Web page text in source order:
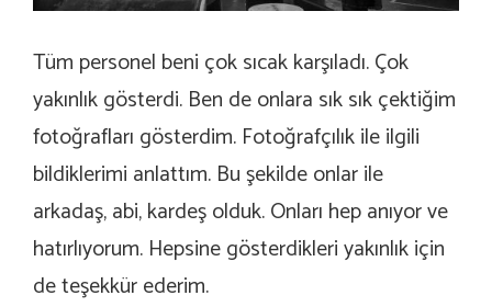
Tüm personel beni çok sıcak karşıladı. Çok
yakınlık gösterdi. Ben de onlara sık sık çektiğim
fotoğrafları gösterdim. Fotoğrafçılık ile ilgili
bildiklerimi anlattım. Bu şekilde onlar ile
arkadaş, abi, kardeş olduk. Onları hep anıyor ve
hatırlıyorum. Hepsine gösterdikleri yakınlık için
de teşekkür ederim.